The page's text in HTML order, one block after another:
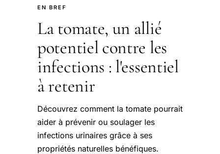
EN BREF
La tomate, un allié
potentiel contre les
infections : l'essentiel
à retenir
Découvrez comment la tomate pourrait
aider à prévenir ou soulager les
infections urinaires grâce à ses
propriétés naturelles bénéfiques.